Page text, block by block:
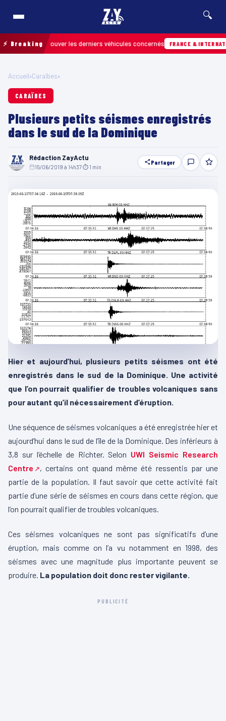
🔍
⚡ Breaking
retrouver les derniers véhicules concernés FRANCE & INTERNATIONALE
Accueil›Caraïbes›
CARAÏBES
Plusieurs petits séismes enregistrés
dans le sud de la Dominique
Rédaction ZayActu
15/06/2019 à 14h37⏱ 1 min
Partager
Hier et aujourd’hui, plusieurs petits séismes ont été
enregistrés dans le sud de la Dominique. Une activité
que l’on pourrait qualifier de troubles volcaniques sans
pour autant qu’il nécessairement d’éruption.
Une séquence de séismes volcaniques a été enregistrée hier et
aujourd’hui dans le sud de l’île de la Dominique. Des inférieurs à
3,8 sur l’échelle de Richter. Selon UWI Seismic Research
Centre
, certains ont quand même été ressentis par une
partie de la population. Il faut savoir que cette activité fait
partie d’une série de séismes en cours dans cette région, que
l’on pourrait qualifier de troubles volcaniques.
Ces séismes volcaniques ne sont pas significatifs d’une
éruption, mais comme on l’a vu notamment en 1998, des
séismes avec une magnitude plus importante peuvent se
produire. La population doit donc rester vigilante.
PUBLICITÉ